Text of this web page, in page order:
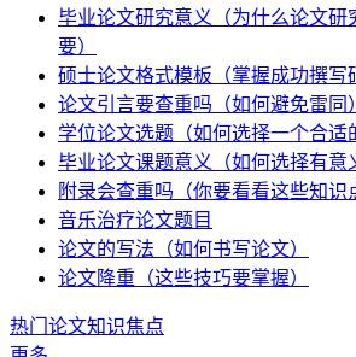
毕业论文研究意义（为什么论文研
要）
硕士论文格式模板（掌握成功撰写
论文引言要查重吗（如何避免雷同）
学位论文选题（如何选择一个合适
毕业论文课题意义（如何选择有意
附录会查重吗（你要看看这些知识
音乐治疗论文题目
论文的写法（如何书写论文）
论文降重（这些技巧要掌握）
热门论文知识焦点